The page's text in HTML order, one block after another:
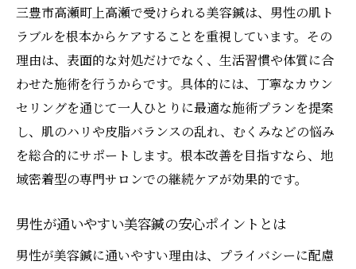
男性の健康管理に役立つ美容鍼の最新事情
美容鍼なら男性も通いやすい高瀬町の魅力
高瀬町の美容鍼は男性が安心して通える環
境
男性専用サービスが充実した鍼灸院の特徴
仕事帰りにも便利な美容鍼の通いやすさ
三豊市の整体やマッサージと美容鍼の違い
空間
男性リピーター続出の高瀬町美容鍼の理由
三豊市高瀬町上高瀬で受けられる美容鍼は、男性の肌ト
ラブルを根本からケアすることを重視しています。その
理由は、表面的な対処だけでなく、生活習慣や体質に合
わせた施術を行うからです。具体的には、丁寧なカウン
セリングを通じて一人ひとりに最適な施術プランを提案
し、肌のハリや皮脂バランスの乱れ、むくみなどの悩み
を総合的にサポートします。根本改善を目指すなら、地
域密着型の専門サロンでの継続ケアが効果的です。
男性が通いやすい美容鍼の安心ポイントとは
男性が美容鍼に通いやすい理由は、プライバシーに配慮